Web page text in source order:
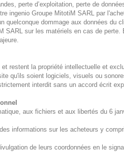
perte d’exploitation, perte de
ingenio Groupe MitotiM SARL par
quelconque dommage aux données
SARL sur les matériels en cas de
restent la propriété intellectuelle et
qu'ils soient logiciels, visuels ou
interdit sans un accord écrit
aux fichiers et aux libertés du 6
informations sur les acheteurs y
de leurs coordonnées en le